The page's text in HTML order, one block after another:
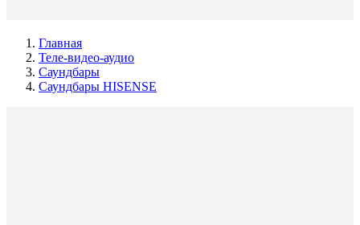
Главная
Теле-видео-аудио
Саундбары
Саундбары HISENSE